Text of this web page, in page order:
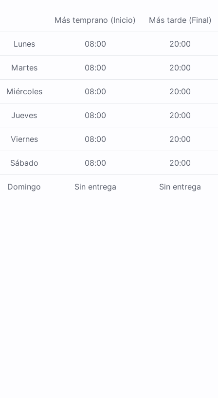
Más temprano (Inicio) Más tarde (Final)
Lunes 08:00 20:00
Martes 08:00 20:00
Miércoles 08:00 20:00
Jueves 08:00 20:00
Viernes 08:00 20:00
Sábado 08:00 20:00
Domingo Sin entrega Sin entrega